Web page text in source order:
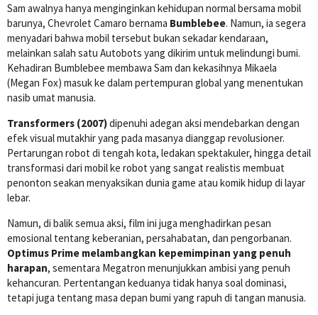
Sam awalnya hanya menginginkan kehidupan normal bersama mobil
barunya, Chevrolet Camaro bernama Bumblebee. Namun, ia segera
menyadari bahwa mobil tersebut bukan sekadar kendaraan,
melainkan salah satu Autobots yang dikirim untuk melindungi bumi.
Kehadiran Bumblebee membawa Sam dan kekasihnya Mikaela
(Megan Fox) masuk ke dalam pertempuran global yang menentukan
nasib umat manusia.
Transformers (2007)dipenuhi adegan aksi mendebarkan dengan
efek visual mutakhir yang pada masanya dianggap revolusioner.
Pertarungan robot di tengah kota, ledakan spektakuler, hingga detail
transformasi dari mobil ke robot yang sangat realistis membuat
penonton seakan menyaksikan dunia game atau komik hidup di layar
lebar.
Namun, di balik semua aksi, film ini juga menghadirkan pesan
emosional tentang keberanian, persahabatan, dan pengorbanan.
Optimus Prime melambangkan kepemimpinan yang penuh
harapan, sementara Megatron menunjukkan ambisi yang penuh
kehancuran. Pertentangan keduanya tidak hanya soal dominasi,
tetapi juga tentang masa depan bumi yang rapuh di tangan manusia.